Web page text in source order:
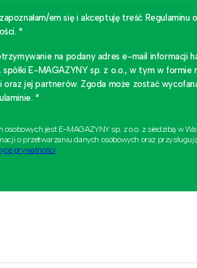
em się i akceptuję treść Regulaminu
*
na podany adres e-mail informacji
spółki E-MAGAZYNY sp. z o.o., w tym w
oraz jej partnerów. Zgoda może zostać
*
jest E-MAGAZYNY sp. z o.o. z siedzibą w
o przetwarzaniu danych osobowych oraz
prywatności